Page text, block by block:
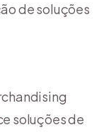
de soluções
soluções de